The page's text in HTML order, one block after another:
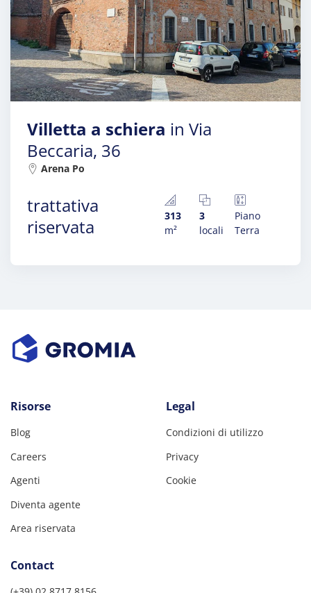
Villetta a schiera in Via
Beccaria, 36
Arena Po
trattativa
riservata
313
m²
3
locali
Piano
Terra
Risorse
Blog
Careers
Agenti
Diventa agente
Area riservata
Legal
Condizioni di utilizzo
Privacy
Cookie
Contact